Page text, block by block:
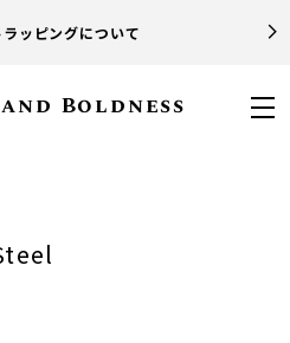
ッピングについて
Boldness